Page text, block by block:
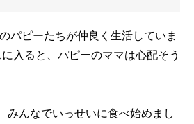
パピーたちが仲良く生活していま
入ると、パピーのママは心配そう
みんなでいっせいに食べ始めまし